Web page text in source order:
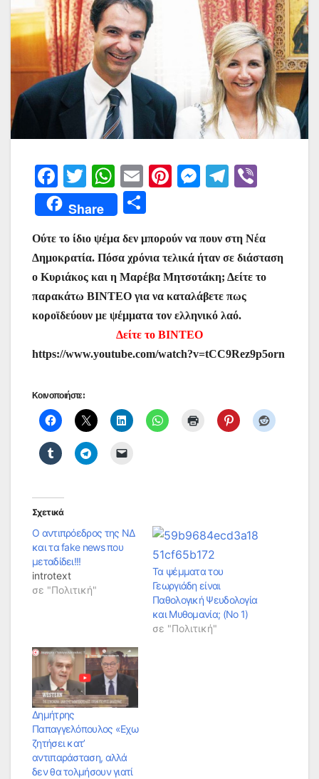
F
a
c
e
b
o
o
T
w
itt
er
W
h
at
s
A
p
p
E
m
ai
l
Pi
e
st
M
s
e
n
g
er
T
gr
a
m
Share
ρ
α
σ
τε
ίτ
ε
Ούτε το ίδιο ψέμα δεν μπορούν να πουν στη Νέα
Δημοκρατία. Πόσα χρόνια τελικά ήταν σε διάσταση
ο Κυριάκος και η Μαρέβα Μητσοτάκη; Δείτε το
παρακάτω ΒΙΝΤΕΟ για να καταλάβετε πως
κοροϊδεύουν με ψέμματα τον ελληνικό λαό.
Δείτε το ΒΙΝΤΕΟ
https://www.youtube.com/watch?v=tCC9Rez9p5orn
Κοινοποιήστε:
Σχετικά
Ο αντιπρόεδρος της ΝΔ
και τα fake news που
μεταδίδει!!!
introtext
σε "Πολιτική"
Τα ψέμματα του
Γεωργιάδη είναι
Παθολογική Ψευδολογία
και Μυθομανία; (Νο 1)
σε "Πολιτική"
Δημήτρης
Παπαγγελόπουλος «Εχω
ζητήσει κατ’
αντιπαράσταση, αλλά
δεν θα τολμήσουν γιατί